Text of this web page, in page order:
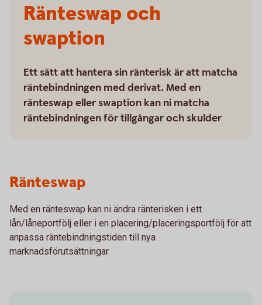
Ränteswap och
swaption
Ett sätt att hantera sin ränterisk är att matcha
räntebindningen med derivat. Med en
ränteswap eller swaption kan ni matcha
räntebindningen för tillgångar och skulder
Ränteswap
Med en ränteswap kan ni ändra ränterisken i ett
lån/låneportfölj eller i en placering/placeringsportfölj för att
anpassa räntebindningstiden till nya
marknadsförutsättningar.